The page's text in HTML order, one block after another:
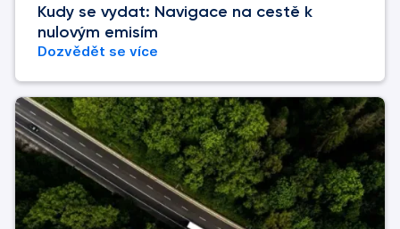
Kudy se vydat: Navigace na cestě k
nulovým emisím
Dozvědět se více